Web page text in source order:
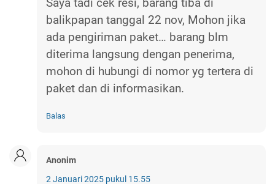
Saya tadi cek resi, barang tiba di
balikpapan tanggal 22 nov, Mohon jika
ada pengiriman paket… barang blm
diterima langsung dengan penerima,
mohon di hubungi di nomor yg tertera di
paket dan di informasikan.
Balas
Anonim
2 Januari 2025 pukul 15.55